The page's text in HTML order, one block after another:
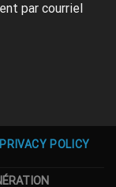
par courriel
POLICY